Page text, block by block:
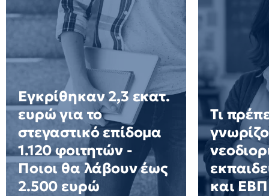
Εγκρίθηκαν 2,3 εκατ.
ευρώ για το
στεγαστικό επίδομα
1.120 φοιτητών -
Ποιοι θα λάβουν έως
2.500 ευρώ
Τι
και ΕΒΠ